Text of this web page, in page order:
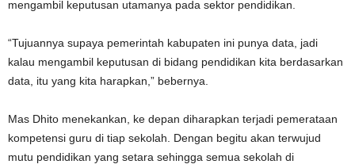
mengambil keputusan utamanya pada sektor pendidikan.
“Tujuannya supaya pemerintah kabupaten ini punya data, jadi
kalau mengambil keputusan di bidang pendidikan kita berdasarkan
data, itu yang kita harapkan,” bebernya.
Mas Dhito menekankan, ke depan diharapkan terjadi pemerataan
kompetensi guru di tiap sekolah. Dengan begitu akan terwujud
mutu pendidikan yang setara sehingga semua sekolah di